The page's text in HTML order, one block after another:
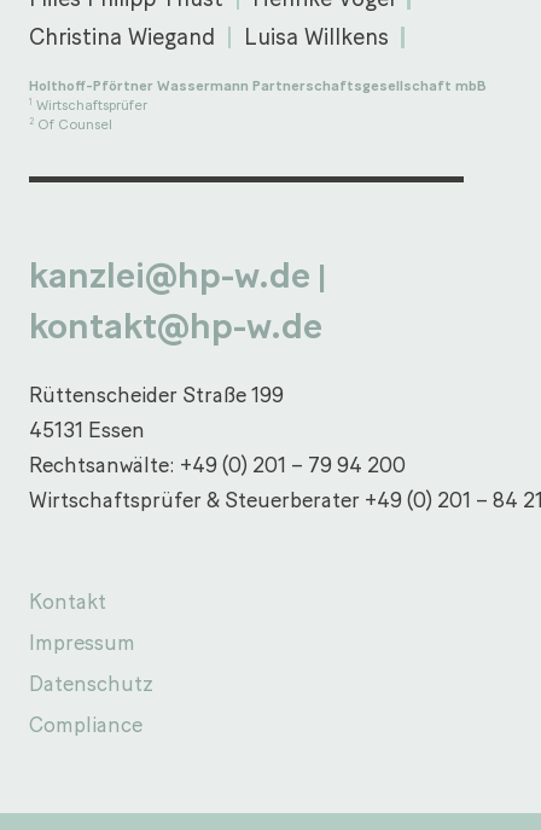
Christina Wiegand
Luisa Willkens
Holthoff-Pförtner Wassermann Partnerschaftsgesellschaft mbB
1 Wirtschaftsprüfer
2 Of Counsel
kanzlei@hp-w.de |
kontakt@hp-w.de
Rüttenscheider Straße 199
45131 Essen
Rechtsanwälte: +49 (0) 201 – 79 94 200
Wirtschaftsprüfer & Steuerberater +49 (0) 201 – 84
Kontakt
Impressum
Datenschutz
Compliance